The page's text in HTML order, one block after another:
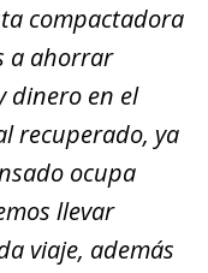
compactadora
a ahorrar
dinero en el
recuperado, ya
ocupa
llevar
viaje, además